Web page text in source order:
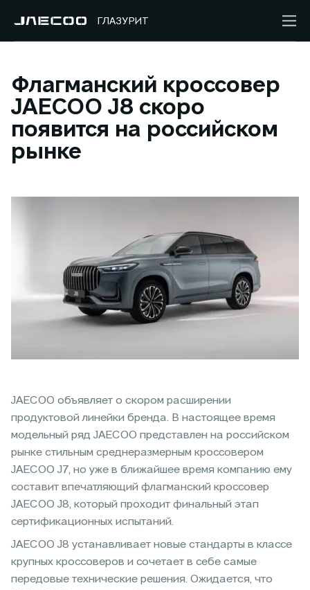
ГЛАЗУРИТ
Флагманский кроссовер
JAECOO J8 скоро
появится на российском
рынке
JAECOO объявляет о скором расширении
продуктовой линейки бренда. В настоящее время
модельный ряд JAECOO представлен на российском
рынке стильным среднеразмерным кроссовером
JAECOO J7, но уже в ближайшее время компанию ему
составит впечатляющий флагманский кроссовер
JAECOO J8, который проходит финальный этап
сертификационных испытаний.
JAECOO J8 устанавливает новые стандарты в классе
крупных кроссоверов и сочетает в себе самые
передовые технические решения. Ожидается, что